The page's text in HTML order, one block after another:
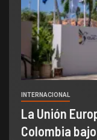
INTERNACIONAL
La Unión
Colombia